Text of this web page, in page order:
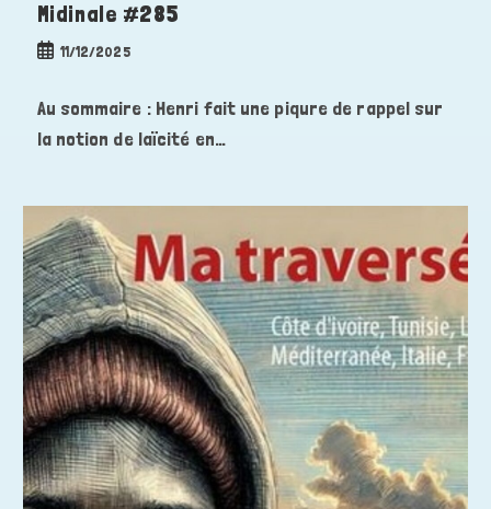
Midinale #285
Publication
11/12/2025
Au sommaire : Henri fait une piqure de rappel sur
la notion de laïcité en…